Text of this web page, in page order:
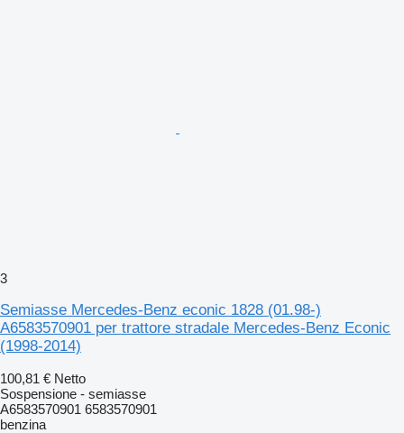
3
Semiasse Mercedes-Benz econic 1828 (01.98-)
A6583570901 per trattore stradale Mercedes-Benz Econic
(1998-2014)
100,81 € Netto
Sospensione - semiasse
A6583570901 6583570901
benzina